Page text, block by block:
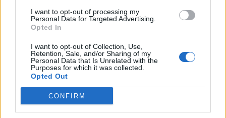
I want to opt-out of processing my
Personal Data for Targeted Advertising.
Opted In
I want to opt-out of Collection, Use,
Retention, Sale, and/or Sharing of my
Personal Data that Is Unrelated with the
Purposes for which it was collected.
Opted Out
CONFIRM
Nokon må sove dårleg om natta